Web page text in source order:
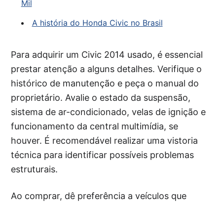
Mil
A história do Honda Civic no Brasil
Para adquirir um Civic 2014 usado, é essencial
prestar atenção a alguns detalhes. Verifique o
histórico de manutenção e peça o manual do
proprietário. Avalie o estado da suspensão,
sistema de ar-condicionado, velas de ignição e
funcionamento da central multimídia, se
houver. É recomendável realizar uma vistoria
técnica para identificar possíveis problemas
estruturais.
Ao comprar, dê preferência a veículos que